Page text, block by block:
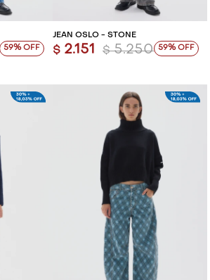
59
JEAN OSLO - STONE
$ 2.151 $ 5.250 59